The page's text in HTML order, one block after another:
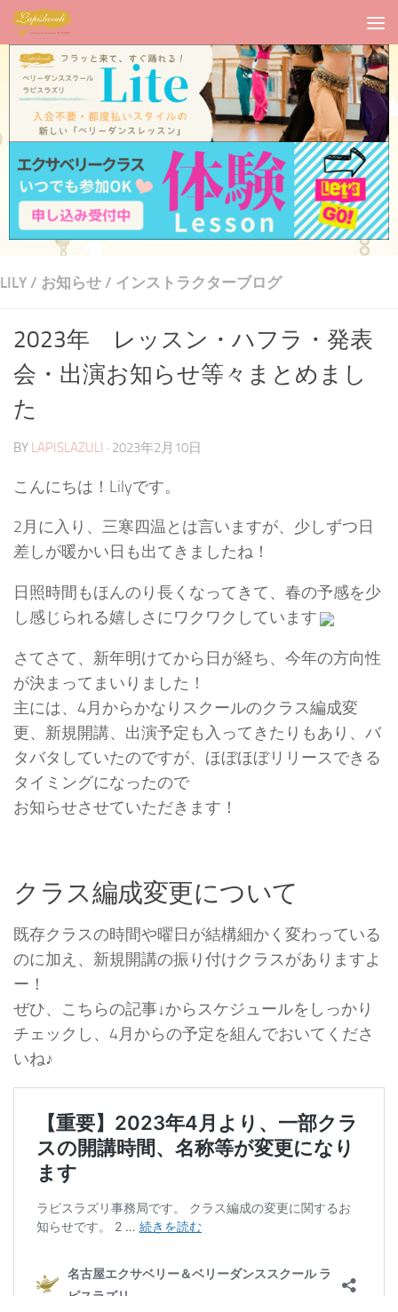
LILY / お知らせ / インストラクターブログ
2023年 レッスン・ハフラ・発表
会・出演お知らせ等々まとめまし
た
BY LAPISLAZULI · 2023年2月10日
こんにちは！Lilyです。
2月に入り、三寒四温とは言いますが、少しずつ日
差しが暖かい日も出てきましたね！
日照時間もほんのり長くなってきて、春の予感を少
し感じられる嬉しさにワクワクしています
さてさて、新年明けてから日が経ち、今年の方向性
が決まってまいりました！
主には、4月からかなりスクールのクラス編成変
更、新規開講、出演予定も入ってきたりもあり、バ
タバタしていたのですが、ほぼほぼリリースできる
タイミングになったので
お知らせさせていただきます！
クラス編成変更について
既存クラスの時間や曜日が結構細かく変わっている
のに加え、新規開講の振り付けクラスがありますよ
ー！
ぜひ、こちらの記事↓からスケジュールをしっかり
チェックし、4月からの予定を組んでおいてくださ
いね♪